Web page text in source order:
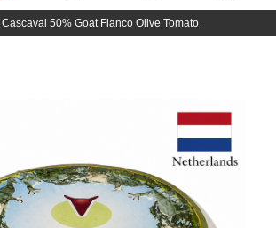
Cascaval 50% Goat Fianco Olive Tomato